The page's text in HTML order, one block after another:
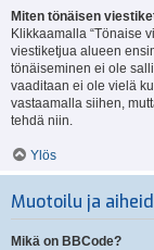
Miten tönäisen
Klikkaamalla “Tönaise
viestiketjua alueen
tönäiseminen ei ole
vaaditaan ei ole vielä
vastaamalla siihen,
tehdä niin.
Ylös
Muotoilu ja
Mikä on BBCode?